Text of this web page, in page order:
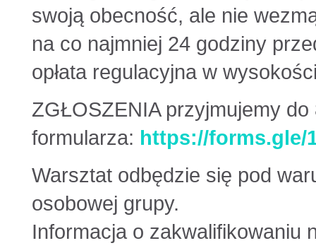
swoją obecność, ale nie
na co najmniej 24 godziny
opłata regulacyjna w
ZGŁOSZENIA przyjmujemy
formularza: https://forms.gle/
Warsztat odbędzie się pod
osobowej grupy.
Informacja o zakwalifikowaniu